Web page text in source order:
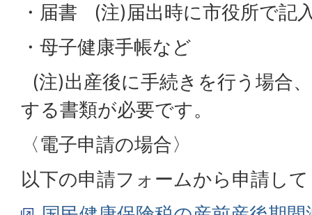
・届書 (注)届出時に市役所で記
・母子健康手帳など
(注)出産後に手続きを行う場合
する書類が必要です。
〈電子申請の場合〉
以下の申請フォームから申請し